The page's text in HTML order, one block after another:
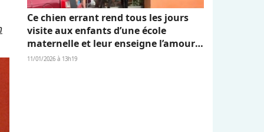
Ce chien errant rend tous les jours
visite aux enfants d’une école
maternelle et leur enseigne l’amour
et l’empathie (vidéo)
11/01/2026 à 13h19